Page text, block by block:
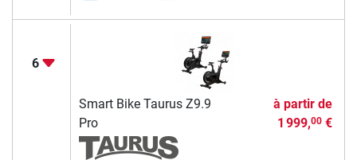
6
Smart Bike Taurus Z9.9
Pro
à partir de
1 999,00€